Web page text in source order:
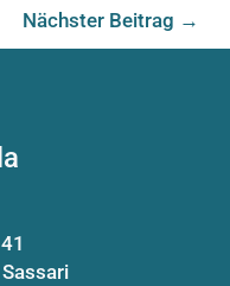
Nächster Beitrag →